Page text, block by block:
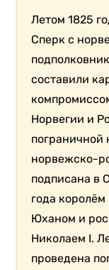
Летом 1825
Сперк с
составили
Норвегии и
пограничной
норвежско-
подписана в
года
Юханом и
Николаем I.
проведена